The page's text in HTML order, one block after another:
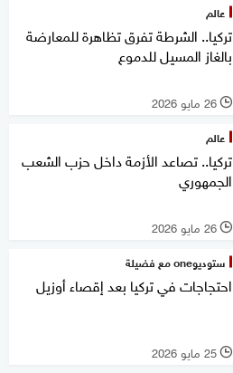
عالم
تركيا.. الشرطة تفرق تظاهرة للمعارضة
بالغاز المسيل للدموع
l 26 مايو 2026
عالم
تركيا.. تصاعد الأزمة داخل حزب الشعب
الجمهوري
l 26 مايو 2026
ستوديوone مع فضيلة
احتجاجات في تركيا بعد إقصاء أوزيل
l 25 مايو 2026